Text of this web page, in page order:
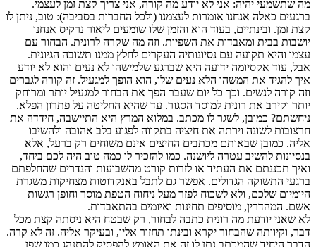
מה שתשמעי יהיה: אני לא יודע מה קורה, אני צריך קצת זמן לעצמי.
ברגעים כאלה אנחנו אומרות לעצמנו (ולכל החברות בסביבה): טוב, ניתן לו
קצת זמן. ובינתיים, בעוד הוא והזמן שלו שומעים ליאור נרקיס אנחנו
יושבות בבית ומאבדות את השפיות. וזה מה שקרה לרונית. הבחור עם
עצמו והיא תקועה עם נסיונותיה העקרים לחלץ ממנו תשובה הגיונית.
אבל, עוד אקסיומה ידועה היא שברגע שלמישהו לא נעים והוא לא יודע
איך להגיד את המשהו הלא נעים שלו, הוא הופך למגעיל. זה קורה לגברים
וזה קורה לנשים. וכך כל יום שעבר הפך את הבחור למגעיל יותר ומרוחק
יותר וקירב את רונית למוסד הסגור. עד שהיא החליטה על פתרון הפלא.
ניחשתם? כמובן, לשגר לו מכתב. במלוא המרץ היא התיישבה, חידדה את
חרצובות לשונה וירתה את חיציה בתקווה לפגוע בלב אהובה ולהשיבו
אליה. כמובן שבאותם מכתבים החיצים אינם משוחים רק ברעל, אלא
בנסיונות להשיב עטרה ליושנה. כמו להזכיר לו כמה טוב היה לכם ביחד,
ואיך תכננתם את העתיד או לזרות קורט מהשבועות והנדרים שהחלפתם
ברגעי התשוקה הגדולים. אפשר גם לתבל באנקדוטות מצחיקות משגרת
היומיום שלכם, ולא לשכוח לפזר מעל ניחוח הטפת מוסר וחופן רגשות
אשם. המהדרין, מוסיפים תחינות ואיומים בהתאבדות.
לא שאני יודעת מה רונית כתבה לבחור, רק שבטח היא ניסתה קצת מכל
דבר, וקיוותה שהבחור יקרא ובינתו תחזור אליו, ובעיקר אליה. זה לא קרה.
הדבר היחיד שהמכתב נתן לו זה את האומץ להפסיק להתנהג כמו שפן,